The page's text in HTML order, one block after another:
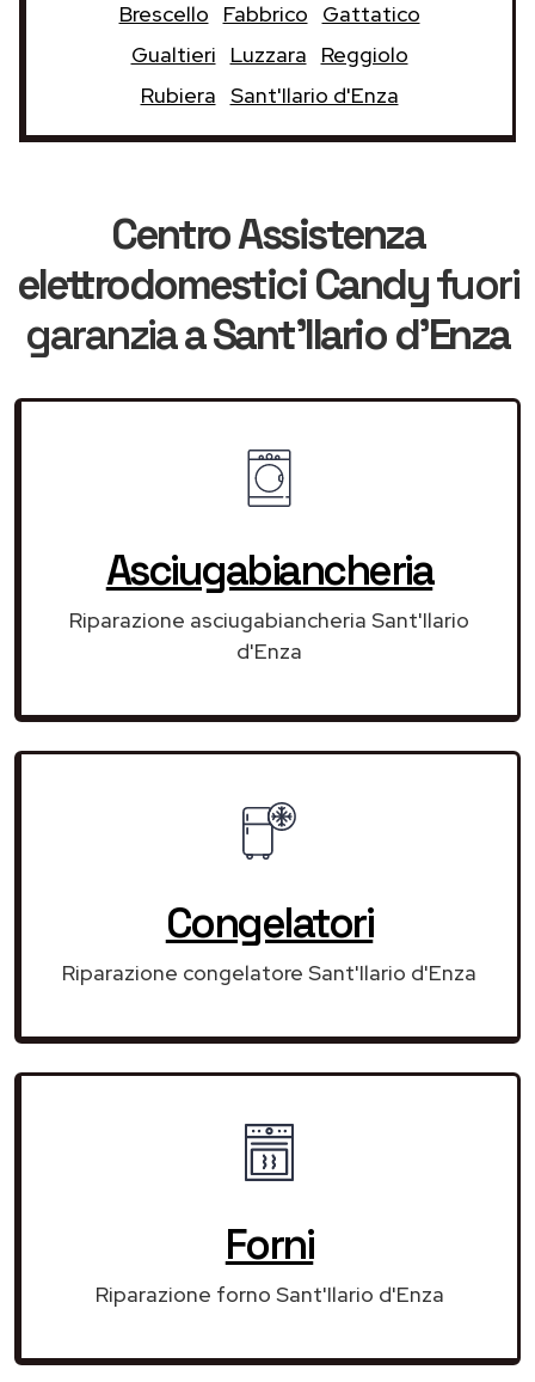
Brescello Fabbrico
Gattatico
Gualtieri
Luzzara
Reggiolo
Rubiera Sant'Ilario d'Enza
Centro Assistenza
elettrodomestici Candyfuori
garanziaa Sant'Ilario d'Enza
Asciugabiancheria
Riparazione asciugabiancheria Sant'Ilario
d'Enza
Congelatori
Riparazione congelatore Sant'Ilario d'Enza
Forni
Riparazione forno Sant'Ilario d'Enza